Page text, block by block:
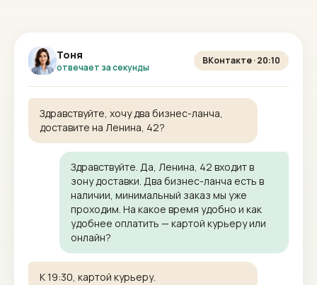
Тоня
отвечает за секунды
ВКонтакте · 20:10
Здравствуйте, хочу два бизнес-ланча,
доставите на Ленина, 42?
Здравствуйте. Да, Ленина, 42 входит в
зону доставки. Два бизнес-ланча есть в
наличии, минимальный заказ мы уже
проходим. На какое время удобно и как
удобнее оплатить — картой курьеру или
онлайн?
К 19:30, картой курьеру.